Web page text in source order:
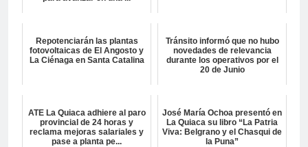
Repotenciarán las plantas
fotovoltaicas de El Angosto y
La Ciénaga en Santa Catalina
Tránsito informó que no hubo
novedades de relevancia
durante los operativos por el
20 de Junio
ATE La Quiaca adhiere al paro
provincial de 24 horas y
reclama mejoras salariales y
pase a planta pe...
José María Ochoa presentó en
La Quiaca su libro “La Patria
Viva: Belgrano y el Chasqui de
la Puna”